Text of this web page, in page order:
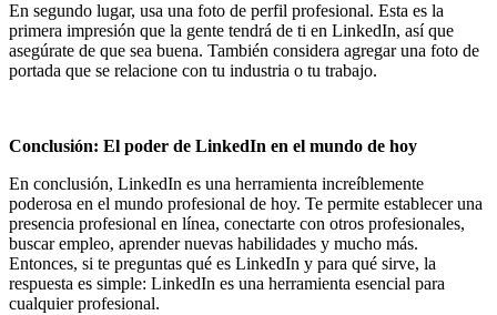
En segundo lugar, usa una foto de perfil profesional. Esta es la
primera impresión que la gente tendrá de ti en LinkedIn, así que
asegúrate de que sea buena. También considera agregar una foto de
portada que se relacione con tu industria o tu trabajo.
Conclusión: El poder de LinkedIn en el mundo de hoy
En conclusión, LinkedIn es una herramienta increíblemente
poderosa en el mundo profesional de hoy. Te permite establecer una
presencia profesional en línea, conectarte con otros profesionales,
buscar empleo, aprender nuevas habilidades y mucho más.
Entonces, si te preguntas qué es LinkedIn y para qué sirve, la
respuesta es simple: LinkedIn es una herramienta esencial para
cualquier profesional.